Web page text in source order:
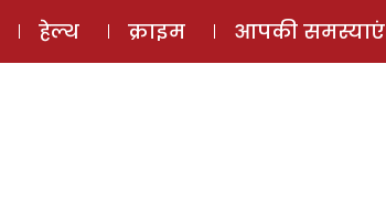
ऑडियो स्टोरी लॉग इन ⚲
हेल्थ क्राइम आपकी समस्याएं